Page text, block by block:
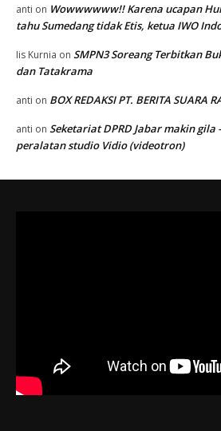
anti on Wowwwwww!! Karena ucapan
tahu Sumedang tidak Etis, ketua IWO
Iis Kurnia on SMPN3 Soreang Terbitkan
dan Tatakrama
anti on BOX REDAKSI PT. BERITA SUARA
anti on Seketariat DPRD Jabar makin
peralatan studio Vidio (videotron)